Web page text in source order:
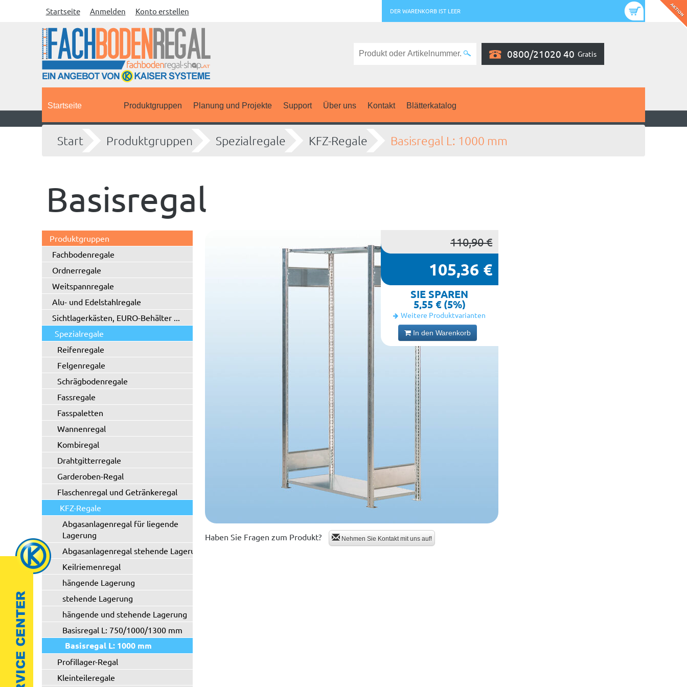
Startseite Anmelden Konto erstellen DER WARENKORB IST LEER
0800/21020 40 Gratis
Startseite Produktgruppen Planung und Projekte Support Über uns Kontakt Blätterkatalog
Start Produktgruppen Spezialregale KFZ-Regale Basisregal L: 1000 mm
Basisregal
Produktgruppen
Fachbodenregale
Ordnerregale
Weitspannregale
Alu- und Edelstahlregale
Sichtlagerkästen, EURO-Behälter ...
Spezialregale
Reifenregale
Felgenregale
Schrägbodenregale
Fassregale
Fasspaletten
Wannenregal
Kombiregal
Drahtgitterregale
Garderoben-Regal
Flaschenregal und Getränkeregal
KFZ-Regale
Abgasanlagenregal für liegende
Lagerung
Abgasanlagenregal stehende Lagerung
Keilriemenregal
hängende Lagerung
stehende Lagerung
hängende und stehende Lagerung
Basisregal L: 750/1000/1300 mm
Basisregal L: 1000 mm
Profillager-Regal
Kleinteileregale
110,90 €
105,36 €
SIE SPAREN
5,55 € (5%)
Weitere Produktvarianten
In den Warenkorb
Haben Sie Fragen zum Produkt? Nehmen Sie Kontakt mit uns auf!